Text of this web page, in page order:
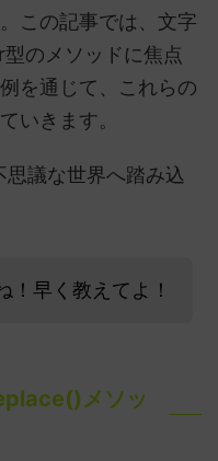
この記事では、文字
のメソッドに焦点
を通じて、これらの
いきます。
議な世界へ踏み込
！早く教えてよ！
メソッ